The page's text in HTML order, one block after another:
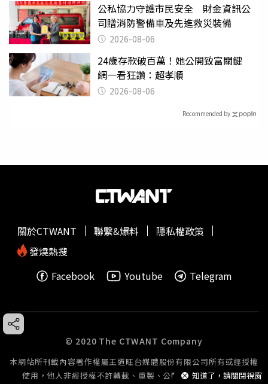
公私協力守護市民安全 財金資訊公
司贈消防警備車及先進救災裝備
2026-08-06
24歲存款破百萬！她公開致富關鍵
網一看狂讚：超孝順
2026-08-06
Recommended by
知道了，請關閉視窗
關於CTWANT 聯繫&爆料
隱私權政策
發燒熱搜
Facebook
Youtube Telegram
© 2020 The CTWANT Company
本網站所刊載內容著作權屬王道旺台媒體股份有限公司所有或經授權
使用，他人非經授權不許轉載、重製、公開播送或公開傳輸。